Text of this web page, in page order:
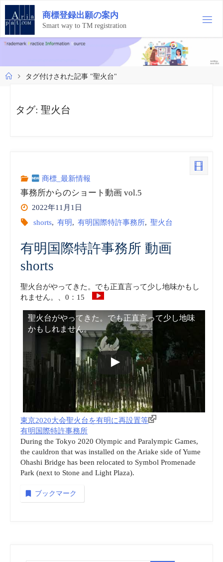
コ
テ
ン
ツ
ス
キ
商標登録出願の案内
Smart way to TM registration
ホ
タグ付けされた記事 "聖火台"
タグ:聖火台
商標_最新情報
事務所からのショート動画 vol.5
2022年11月1日
shorts, 有明, 有明国際特許事務所, 聖火台
有明国際特許事務所 動画
shorts
聖火台がやってきた。でも正直言って少し地味かもし
れません。、0：15
聖火台がやってきた。でも正直言って少し地味
かもしれません。
東京2020大会聖火台を有明に再設置等
有明国際特許事務所
During the Tokyo 2020 Olympic and Paralympic Games,
the cauldron that was installed on the Ariake side of Yume
Ohashi Bridge has been relocated to Symbol Promenade
Park (next to Stone and Light Plaza).
ブックマーク